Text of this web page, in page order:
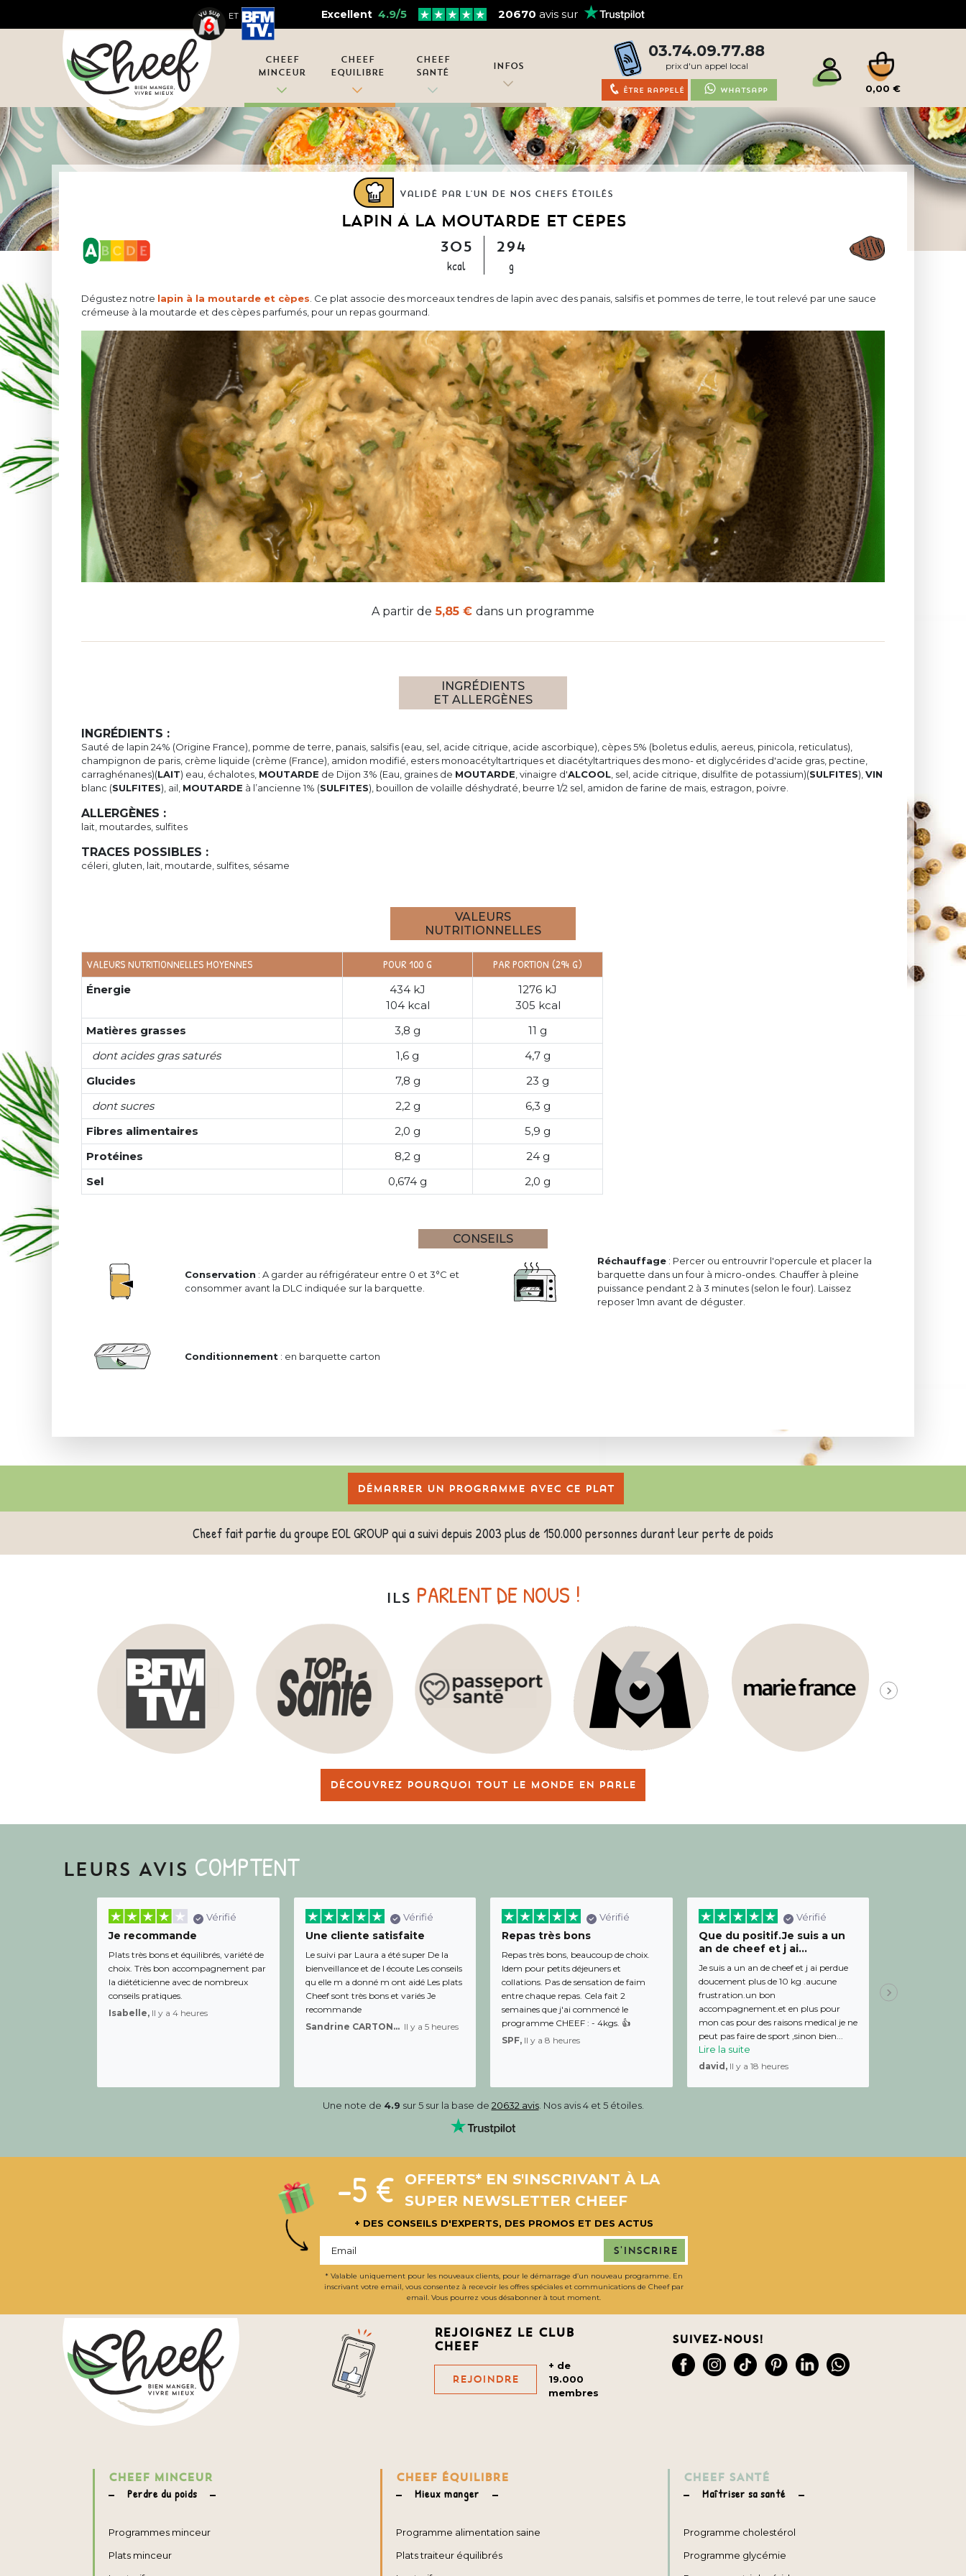
ET Excellent 4.9/5 20670 avis sur
Cheef
Minceur
Cheef
Equilibre
Cheef
Santé
Infos
03.74.09.77.88
prix d'un appel local
Être rappelé Whatsapp 0,00 €
Validé par l'un de nos chefs étoilés
LAPIN À LA MOUTARDE ET CÈPES
305
kcal
294
g
Dégustez notre lapin à la moutarde et cèpes . Ce plat associe des morceaux tendres de lapin avec des panais, salsifis et pommes de terre, le tout relevé par une sauce
crémeuse à la moutarde et des cèpes parfumés, pour un repas gourmand.
A partir de 5,85 € dans un programme
INGRÉDIENTS
ET ALLERGÈNES
INGRÉDIENTS :
Sauté de lapin 24% (Origine France), pomme de terre, panais, salsifis (eau, sel, acide citrique, acide ascorbique), cèpes 5% (boletus edulis, aereus, pinicola, reticulatus),
champignon de paris, crème liquide (crème (France), amidon modifié, esters monoacétyltartriques et diacétyltartriques des mono- et diglycérides d'acide gras, pectine,
carraghénanes)(LAIT) eau, échalotes, MOUTARDE de Dijon 3% (Eau, graines de MOUTARDE , vinaigre d'ALCOOL , sel, acide citrique, disulfite de potassium)(SULFITES), VIN
blanc (SULFITES), ail, MOUTARDE à l’ancienne 1% (SULFITES), bouillon de volaille déshydraté, beurre 1/2 sel, amidon de farine de mais, estragon, poivre.
ALLERGÈNES :
lait, moutardes, sulfites
TRACES POSSIBLES :
céleri, gluten, lait, moutarde, sulfites, sésame
VALEURS
NUTRITIONNELLES
VALEURS NUTRITIONNELLES MOYENNES POUR 100 G PAR PORTION (294 G)
Énergie
434 kJ
104 kcal
1276 kJ
305 kcal
Matières grasses
3,8 g
11 g
dont acides gras saturés
1,6 g
4,7 g
Glucides
7,8 g
23 g
dont sucres
2,2 g
6,3 g
Fibres alimentaires
2,0 g
5,9 g
Protéines
8,2 g
24 g
Sel
0,674 g 2,0 g
CONSEILS
Conservation : A garder au réfrigérateur entre 0 et 3°C et
consommer avant la DLC indiquée sur la barquette.
Réchauffage: Percer ou entrouvrir l'opercule et placer la
barquette dans un four à micro-ondes. Chauffer à pleine
puissance pendant 2 à 3 minutes (selon le four). Laissez
reposer 1mn avant de déguster.
Conditionnement : en barquette carton
Démarrer un programme avec ce plat
Cheef fait partie du groupe EOL GROUP qui a suivi depuis 2003 plus de 150.000 personnes durant leur perte de poids
ILS PARLENT DE NOUS !
Découvrez pourquoi tout le monde en parle
LEURS AVIS COMPTENT
Vérifié
Je recommande
Plats très bons et équilibrés, variété de
choix. Très bon accompagnement par
la diététicienne avec de nombreux
conseils pratiques.
Isabelle, Il y a 4 heures
Vérifié
Une cliente satisfaite
Le suivi par Laura a été super De la
bienveillance et de l écoute Les conseils
qu elle m a donné m ont aidé Les plats
Cheef sont très bons et variés Je
recommande
Sandrine CARTON-BRACQ, Il y a 5 heures
Vérifié
Repas très bons
Repas très bons, beaucoup de choix.
Idem pour petits déjeuners et
collations. Pas de sensation de faim
entre chaque repas. Cela fait 2
semaines que j'ai commencé le
programme CHEEF : - 4kgs. 👍
SPF, Il y a 8 heures
Vérifié
Que du positif.Je suis a un
an de cheef et j ai...
Je suis a un an de cheef et j ai perdue
doucement plus de 10 kg .aucune
frustration.un bon
accompagnement.et en plus pour
mon cas pour des raisons medical je ne
peut pas faire de sport ,sinon bien...
Lire la suite
david, Il y a 18 heures
Julien,
Une note de 4.9 sur 5 sur la base de 20632 avis. Nos avis 4 et 5 étoiles.
-5 €
OFFERTS* EN S'INSCRIVANT À LA
SUPER NEWSLETTER CHEEF
+ DES CONSEILS D'EXPERTS, DES PROMOS ET DES ACTUS
S'inscrire
* Valable uniquement pour les nouveaux clients, pour le démarrage d’un nouveau programme. En
inscrivant votre email, vous consentez à recevoir les offres spéciales et communications de Cheef par
email. Vous pourrez vous désabonner à tout moment.
Rejoignez le club
cheef
Rejoindre
+ de
19.000
membres
Suivez-nous!
CHEEF MINCEUR
Perdre du poids
Programmes minceur
Plats minceur
CHEEF ÉQUILIBRE
Mieux manger
Programme alimentation saine
Plats traiteur équilibrés
CHEEF SANTÉ
Maîtriser sa santé
Programme cholestérol
Programme glycémie